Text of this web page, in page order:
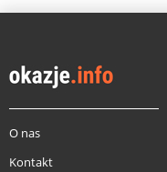
O nas
Kontakt